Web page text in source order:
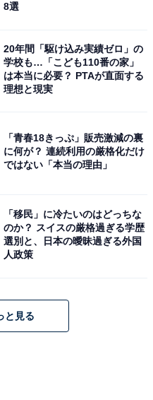
みず」、3票差の1位は？
8選
20年間「駆け込み実績ゼロ」の
学校も…「こども110番の家」
は本当に必要？ PTAが直面する
理想と現実
「青春18きっぷ」販売激減の裏
に何が？ 連続利用の厳格化だけ
ではない「本当の理由」
「移民」に冷たいのはどっちな
のか？ スイスの厳格過ぎる学歴
選別と、日本の曖昧過ぎる外国
人政策
と見る